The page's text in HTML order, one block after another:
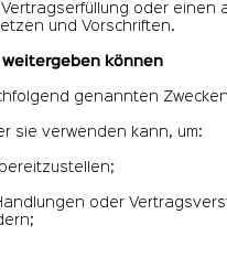
oder
und Vorschriften.
können
genannten
sie verwenden kann, um:
Handlungen oder